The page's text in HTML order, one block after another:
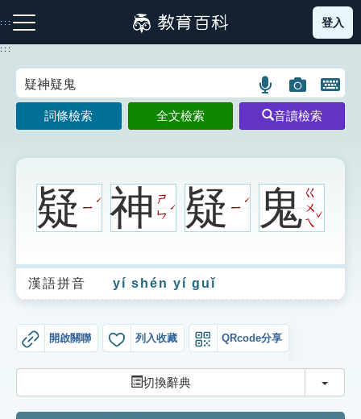
到
主
:::
注音索引圖示 筆畫索引圖示 部首索引表圖示
生字詞彙表
成語故事
索引選單
登入
:::
語
言
搜
示
圖
片
搜
示
開
鍵
圖
詞條檢索 全文檢索 音讀檢索
疑ㄧ
ˊ 神ㄕ
ㄣ
ˊ 疑ㄧ
ˊ 鬼ㄍ
ㄨ
ㄟ
ˇ
漢語拼音 yí shén yí guǐ
開啟關聯 列入收藏 QRcode分享
切換辭典 切換